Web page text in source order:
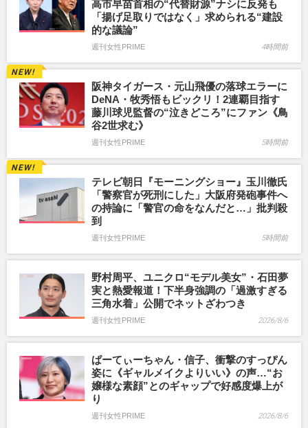
高市早苗首相の“代替財源”ナシに反発も
「揚げ足取りではなく」求められる“建設
的な議論”
週刊女性PRIME 4時間前
阪神タイガース・元山飛優の落球エラーに
DeNA・牧秀悟もビックリ！2連覇目指す
藤川球児監督の“泣きどころ”にファン《鳥
谷2世求む》
週刊女性PRIME 5時間前
テレビ朝日『モーニングショー』玉川徹氏
「警察官が死刑にした」大阪府発砲事件へ
の持論に「警官の命をなんだと…」批判殺
到
週刊女性PRIME 5時間前
野村周平、ユニクロ“モデル美女”・石田夢
実と熱愛報道！下半身強調の「過激すぎる
三角水着」公開でネットざわつき
週刊女性PRIME 2026/8/6
ぱーてぃーちゃん・信子、衝撃のすっぴん
姿に《ギャルメイクよりいい》の声…“お
嬢様な素顔”とのギャップで好感度爆上が
り
週刊女性PRIME 2026/8/6